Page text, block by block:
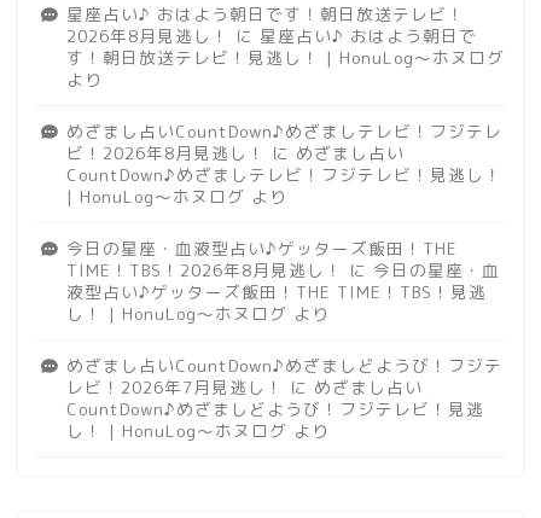
星座占い♪ おはよう朝日です！朝日放送テレビ！
2026年8月見逃し！
に 星座占い♪ おはよう朝日で
す！朝日放送テレビ！見逃し！ | HonuLog～ホヌログ
より
めざまし占いCountDown♪めざましテレビ！フジテレ
ビ！2026年8月見逃し！
に めざまし占い
CountDown♪めざましテレビ！フジテレビ！見逃し！
| HonuLog～ホヌログ より
今日の星座・血液型占い♪ゲッターズ飯田！THE
TIME！TBS！2026年8月見逃し！
に 今日の星座・血
液型占い♪ゲッターズ飯田！THE TIME！TBS！見逃
し！ | HonuLog～ホヌログ より
めざまし占いCountDown♪めざましどようび！フジテ
レビ！2026年7月見逃し！
に めざまし占い
CountDown♪めざましどようび！フジテレビ！見逃
し！ | HonuLog～ホヌログ より